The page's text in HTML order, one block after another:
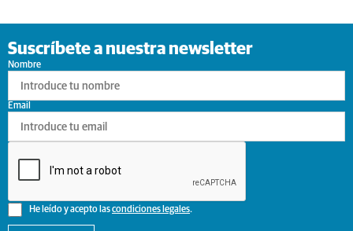
Suscríbete a nuestra newsletter
Nombre
He leído y acepto lascondiciones legales.
Email